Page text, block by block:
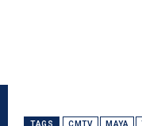
TAGS CMTV MAYA